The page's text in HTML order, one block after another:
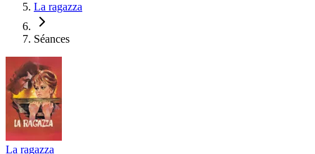
La ragazza
Séances
La ragazza